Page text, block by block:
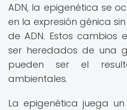
ADN, la epigenética se
en la expresión génica
de ADN. Estos cambios
ser heredados de una
pueden ser el
ambientales.
La epigenética juega